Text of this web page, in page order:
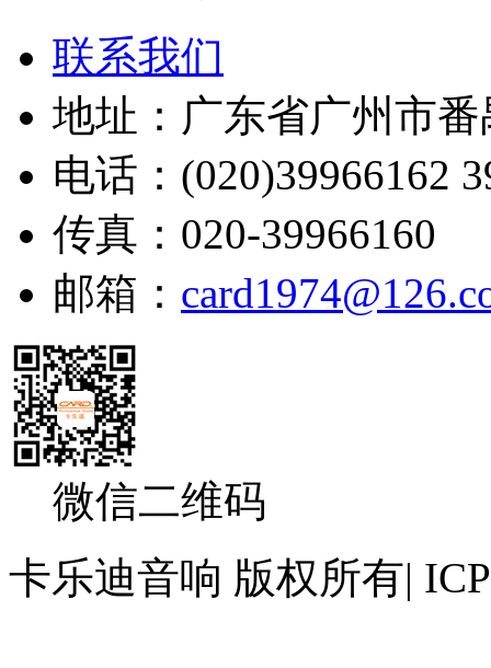
联系我们
地址：广东省广州市
电话：(020)39966162
传真：020-39966160
邮箱：
微信二维码
卡乐迪音响 版权所有|